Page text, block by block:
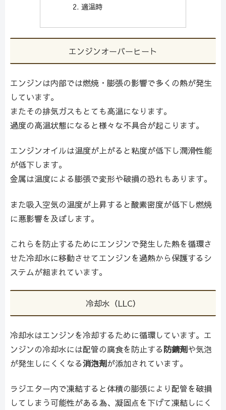
適温時
エンジンオーバーヒート
エンジンは内部では燃焼・膨張の影響で多くの熱が発生
しています。
またその排気ガスもとても高温になります。
過度の高温状態になると様々な不具合が起こります。
エンジンオイルは温度が上がると粘度が低下し潤滑性能
が低下します。
金属は温度による膨張で変形や破損の恐れもあります。
また吸入空気の温度が上昇すると酸素密度が低下し燃焼
に悪影響を及ぼします。
これらを防止するためにエンジンで発生した熱を循環さ
せた冷却水に移動させてエンジンを過熱から保護するシ
ステムが組まれています。
冷却水（LLC）
冷却水はエンジンを冷却するために循環しています。エ
ンジンの冷却水には配管の腐食を防止する防錆剤や気泡
が発生しにくくなる消泡剤が添加されています。
ラジエター内で凍結すると体積の膨張により配管を破損
してしまう可能性がある為、凝固点を下げて凍結しにく